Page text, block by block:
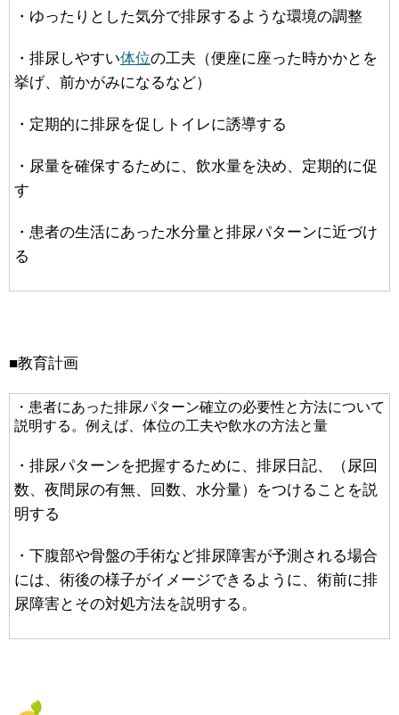
・ゆったりとした気分で排尿するような環境の調整
・排尿しやすい体位の工夫（便座に座った時かかとを
挙げ、前かがみになるなど）
・定期的に排尿を促しトイレに誘導する
・尿量を確保するために、飲水量を決め、定期的に促
す
・患者の生活にあった水分量と排尿パターンに近づけ
る
■教育計画
・患者にあった排尿パターン確立の必要性と方法について
説明する。例えば、体位の工夫や飲水の方法と量
・排尿パターンを把握するために、排尿日記、（尿回
数、夜間尿の有無、回数、水分量）をつけることを説
明する
・下腹部や骨盤の手術など排尿障害が予測される場合
には、術後の様子がイメージできるように、術前に排
尿障害とその対処方法を説明する。